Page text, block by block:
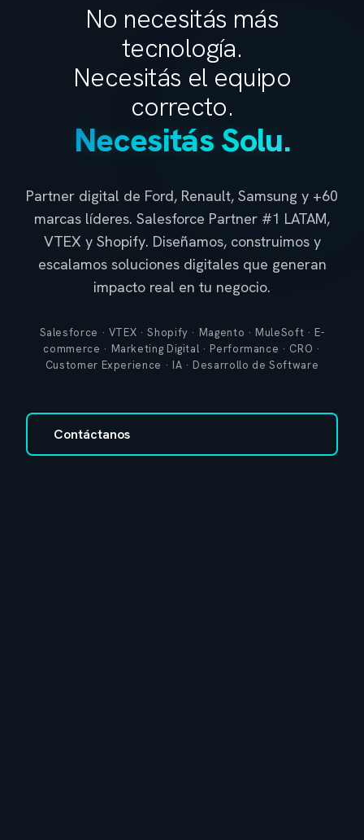
No necesitás más
tecnología.
Necesitás el equipo
correcto.
Necesitás Solu.
Partner digital de Ford, Renault, Samsung y +60
marcas líderes. Salesforce Partner #1 LATAM,
VTEX y Shopify. Diseñamos, construimos y
escalamos soluciones digitales que generan
impacto real en tu negocio.
Salesforce · VTEX · Shopify · Magento · MuleSoft · E-
commerce · Marketing Digital · Performance · CRO ·
Customer Experience · IA · Desarrollo de Software
Contáctanos